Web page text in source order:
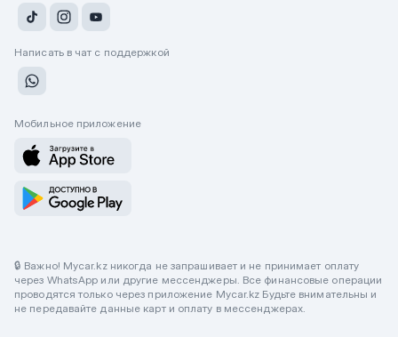
Написать в чат с поддержкой
Мобильное приложение
🔒 Важно! Mycar.kz никогда не запрашивает и не принимает оплату
через WhatsApp или другие мессенджеры. Все финансовые операции
проводятся только через приложение Mycar.kz Будьте внимательны и
не передавайте данные карт и оплату в мессенджерах.